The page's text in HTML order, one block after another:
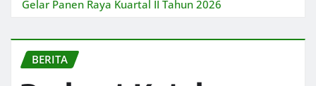
Gelar Panen Raya Kuartal II Tahun 2026
BERITA